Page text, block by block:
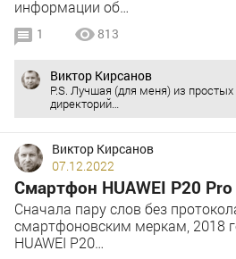
информации об…
1 813
Виктор Кирсанов
P.S. Лучшая (для меня) из
директорий…
Виктор Кирсанов
07.12.2022
Смартфон HUAWEI P20
Сначала пару слов без
смартфоновским меркам, 2018
HUAWEI P20…